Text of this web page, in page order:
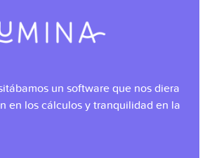
un software que nos diera
en los cálculos y tranquilidad en la